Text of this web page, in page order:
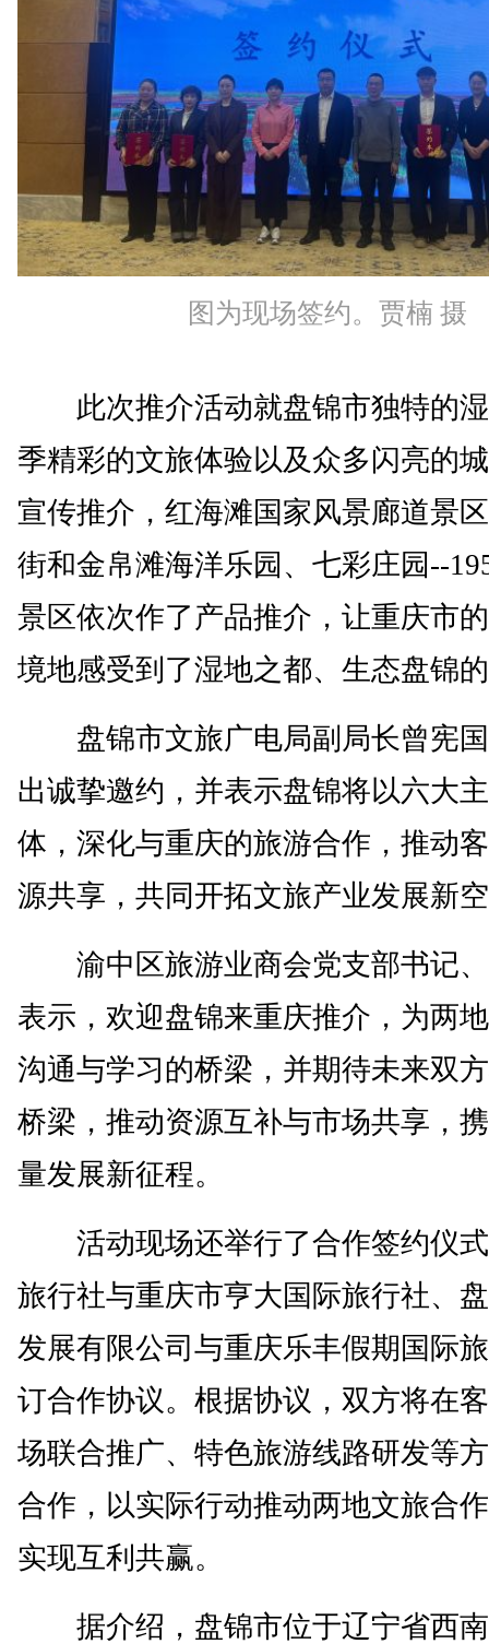
图为现场签约。贾楠 摄
此次推介活动就盘锦市独特的湿
季精彩的文旅体验以及众多闪亮的
宣传推介，红海滩国家风景廊道景
街和金帛滩海洋乐园、七彩庄园--
景区依次作了产品推介，让重庆市
境地感受到了湿地之都、生态盘锦
盘锦市文旅广电局副局长曾宪国
出诚挚邀约，并表示盘锦将以六大
体，深化与重庆的旅游合作，推动
源共享，共同开拓文旅产业发展新
渝中区旅游业商会党支部书记、
表示，欢迎盘锦来重庆推介，为两
沟通与学习的桥梁，并期待未来双
桥梁，推动资源互补与市场共享，
量发展新征程。
活动现场还举行了合作签约仪式
旅行社与重庆市亨大国际旅行社、
发展有限公司与重庆乐丰假期国际
订合作协议。根据协议，双方将在
场联合推广、特色旅游线路研发等
合作，以实际行动推动两地文旅合
实现互利共赢。
据介绍，盘锦市位于辽宁省西南